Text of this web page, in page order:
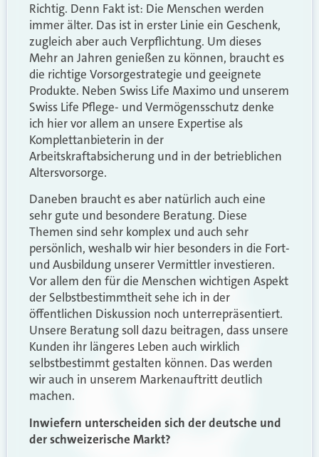
Richtig. Denn Fakt ist: Die Menschen werden
immer älter. Das ist in erster Linie ein Geschenk,
zugleich aber auch Verpflichtung. Um dieses
Mehr an Jahren genießen zu können, braucht es
die richtige Vorsorgestrategie und geeignete
Produkte. Neben Swiss Life Maximo und unserem
Swiss Life Pflege- und Vermögensschutz denke
ich hier vor allem an unsere Expertise als
Komplettanbieterin in der
Arbeitskraftabsicherung und in der betrieblichen
Altersvorsorge.
Daneben braucht es aber natürlich auch eine
sehr gute und besondere Beratung. Diese
Themen sind sehr komplex und auch sehr
persönlich, weshalb wir hier besonders in die Fort-
und Ausbildung unserer Vermittler investieren.
Vor allem den für die Menschen wichtigen Aspekt
der Selbstbestimmtheit sehe ich in der
öffentlichen Diskussion noch unterrepräsentiert.
Unsere Beratung soll dazu beitragen, dass unsere
Kunden ihr längeres Leben auch wirklich
selbstbestimmt gestalten können. Das werden
wir auch in unserem Markenauftritt deutlich
machen.
Inwiefern unterscheiden sich der deutsche und
der schweizerische Markt?